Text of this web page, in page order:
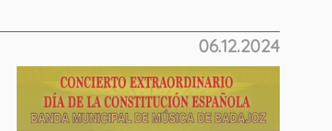
06.12.2024